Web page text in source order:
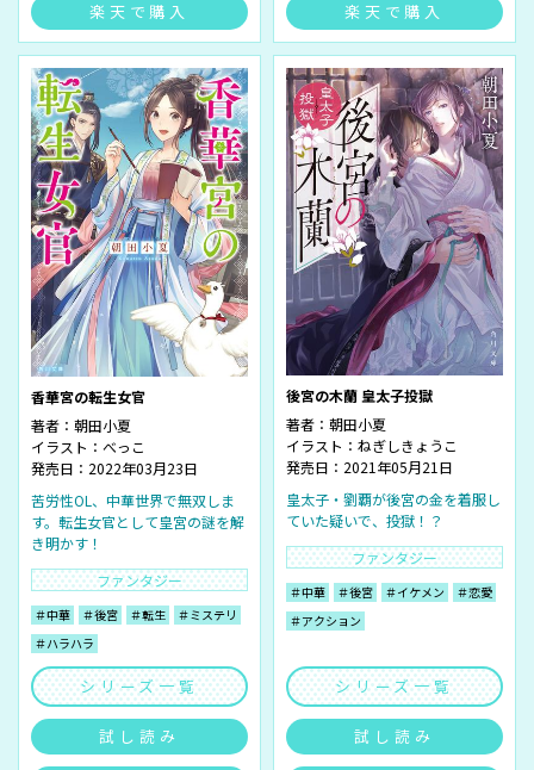
楽天で購入 楽天で購入
香華宮の転生女官
著者： 朝田小夏
イラスト： べっこ
発売日：2022年03月23日
苦労性OL、中華世界で無双しま
す。転生女官として皇宮の謎を解
き明かす！
ファンタジー
＃中華 ＃後宮 ＃転生
＃ミステリ
＃ハラハラ
シリーズ一覧
試し読み
後宮の木蘭 皇太子投獄
著者： 朝田小夏
イラスト： ねぎしきょうこ
発売日：2021年05月21日
皇太子・劉覇が後宮の金を着服し
ていた疑いで、投獄！？
ファンタジー
＃中華 ＃後宮 ＃イケメン
＃恋愛
＃アクション
シリーズ一覧
試し読み